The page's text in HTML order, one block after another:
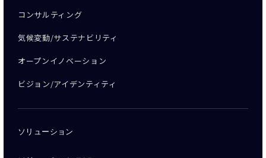
コンサルティング
気候変動/サステナビリティ
オープンイノベーション
ビジョン/アイデンティティ
ソリューション